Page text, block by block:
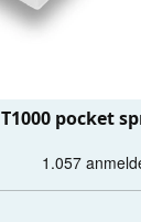
pocket